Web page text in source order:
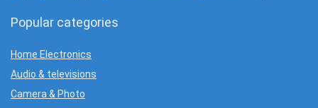
Popular categories
Home Electronics
Audio & televisions
Camera & Photo